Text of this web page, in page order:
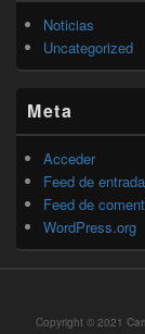
Noticias
Uncategorized
Meta
Acceder
Feed de
Feed de
WordPress.org
Copyright © 2021